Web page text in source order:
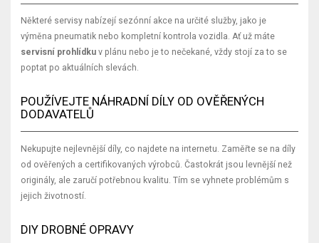
Některé servisy nabízejí sezónní akce na určité služby, jako je
výměna pneumatik nebo kompletní kontrola vozidla. Ať už máte
servisní prohlídku v plánu nebo je to nečekané, vždy stojí za to se
poptat po aktuálních slevách.
POUŽÍVEJTE NÁHRADNÍ DÍLY OD OVĚŘENÝCH
DODAVATELŮ
Nekupujte nejlevnější díly, co najdete na internetu. Zaměřte se na díly
od ověřených a certifikovaných výrobců. Častokrát jsou levnější než
originály, ale zaručí potřebnou kvalitu. Tím se vyhnete problémům s
jejich životností.
DIY DROBNÉ OPRAVY